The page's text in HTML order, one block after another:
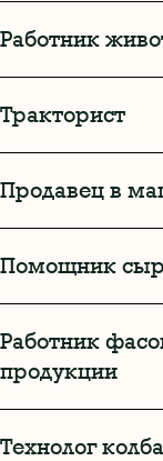
Работник
Тракторист
Продавец в
Помощник
Работник
продукции
Технолог